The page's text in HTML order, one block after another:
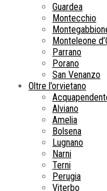
Guardea
Montecchio
Monteleone
Parrano
Porano
San Venanzo
Oltre l’orvietano
Alviano
Amelia
Bolsena
Lugnano
Narni
Terni
Perugia
Viterbo